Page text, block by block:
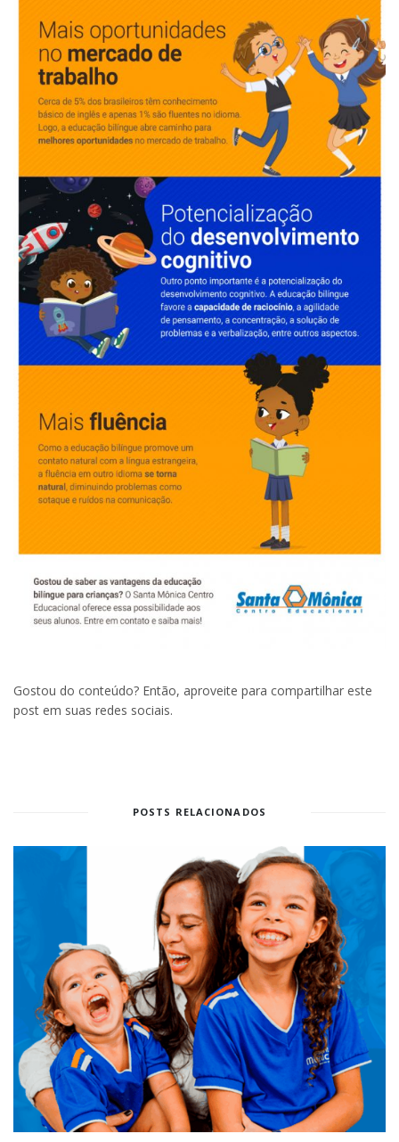
Gostou do conteúdo? Então, aproveite para compartilhar este
post em suas redes sociais.
POSTS RELACIONADOS